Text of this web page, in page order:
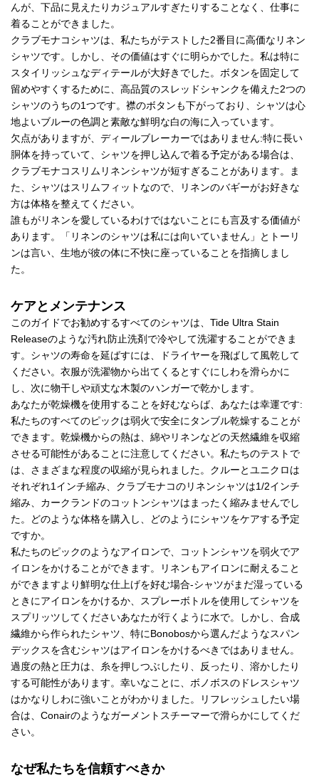
んが、下品に見えたりカジュアルすぎたりすることなく、仕事に
着ることができました。
クラブモナコシャツは、私たちがテストした2番目に高価なリネン
シャツです。しかし、その価値はすぐに明らかでした。私は特に
スタイリッシュなディテールが大好きでした。ボタンを固定して
留めやすくするために、高品質のスレッドシャンクを備えた2つの
シャツのうちの1つです。襟のボタンも下がっており、シャツは心
地よいブルーの色調と素敵な鮮明な白の海に入っています。
欠点がありますが、ディールブレーカーではありません:特に長い
胴体を持っていて、シャツを押し込んで着る予定がある場合は、
クラブモナコスリムリネンシャツが短すぎることがあります。ま
た、シャツはスリムフィットなので、リネンのバギーがお好きな
方は体格を整えてください。
誰もがリネンを愛しているわけではないことにも言及する価値が
あります。「リネンのシャツは私には向いていません」とトーリ
ンは言い、生地が彼の体に不快に座っていることを指摘しまし
た。
ケアとメンテナンス
このガイドでお勧めするすべてのシャツは、Tide Ultra Stain
Releaseのような汚れ防止洗剤で冷やして洗濯することができま
す。シャツの寿命を延ばすには、ドライヤーを飛ばして風乾して
ください。衣服が洗濯物から出てくるとすぐにしわを滑らかに
し、次に物干しや頑丈な木製のハンガーで乾かします。
あなたが乾燥機を使用することを好むならば、あなたは幸運です:
私たちのすべてのピックは弱火で安全にタンブル乾燥することが
できます。乾燥機からの熱は、綿やリネンなどの天然繊維を収縮
させる可能性があることに注意してください。私たちのテストで
は、さまざまな程度の収縮が見られました。クルーとユニクロは
それぞれ1インチ縮み、クラブモナコのリネンシャツは1/2インチ
縮み、カークランドのコットンシャツはまったく縮みませんでし
た。どのような体格を購入し、どのようにシャツをケアする予定
ですか。
私たちのピックのようなアイロンで、コットンシャツを弱火でア
イロンをかけることができます。リネンもアイロンに耐えること
ができますより鮮明な仕上げを好む場合-シャツがまだ湿っている
ときにアイロンをかけるか、スプレーボトルを使用してシャツを
スプリッツしてくださいあなたが行くように水で。しかし、合成
繊維から作られたシャツ、特にBonobosから選んだようなスパン
デックスを含むシャツはアイロンをかけるべきではありません。
過度の熱と圧力は、糸を押しつぶしたり、反ったり、溶かしたり
する可能性があります。幸いなことに、ボノボスのドレスシャツ
はかなりしわに強いことがわかりました。リフレッシュしたい場
合は、Conairのようなガーメントスチーマーで滑らかにしてくだ
さい。
なぜ私たちを信頼すべきか